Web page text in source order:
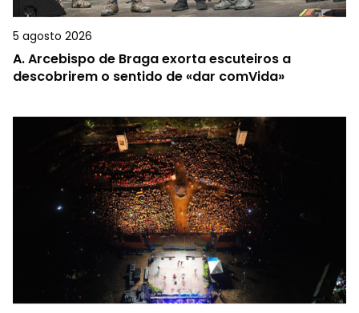
5 agosto 2026
A.Arcebispo de Braga exorta escuteiros a
descobrirem o sentido de «dar comVida»